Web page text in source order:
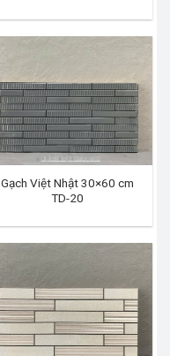
Gạch Việt Nhật 30×60 cm
TD-20